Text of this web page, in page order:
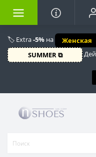
🏷️ Extra-5% на Женская
SUMMER ⧉